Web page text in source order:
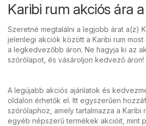
Karibi rum akciós ára
Szeretné megtalálni a legjobb árat a(z)
jelenlegi akciók között a Karibi rum
a legkedvezőbb áron. Ne hagyja ki az
szórólapot, és vásároljon kedvező áron!
A legújabb akciós ajánlatok és
oldalon érhetők el. Itt egyszerűen
szórólaphoz, amely tartalmazza a Karibi
egyéb népszerű termékek akcióit, mint